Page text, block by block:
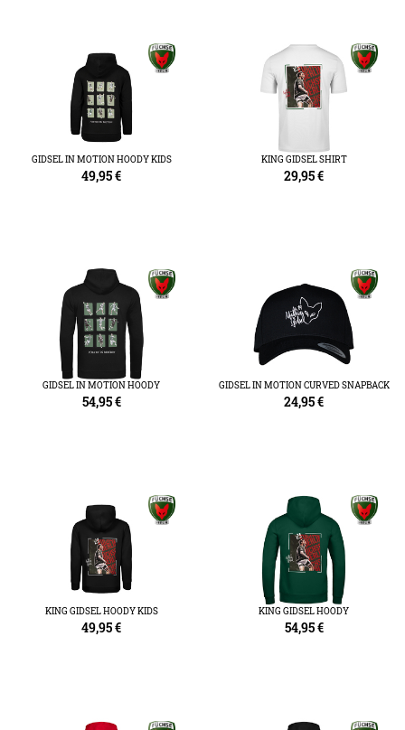
GIDSEL IN MOTION HOODY KIDS
49,95€
KING GIDSEL SHIRT
29,95€
GIDSEL IN MOTION HOODY
54,95€
GIDSEL IN MOTION CURVED SNAPBACK
24,95€
KING GIDSEL HOODY KIDS
49,95€
KING GIDSEL HOODY
54,95€